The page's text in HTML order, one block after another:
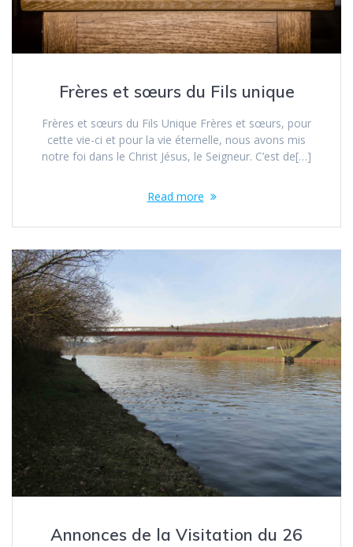
Frères et sœurs du Fils unique
Frères et sœurs du Fils Unique Frères et sœurs, pour
cette vie-ci et pour la vie éternelle, nous avons mis
notre foi dans le Christ Jésus, le Seigneur. C’est de[…]
Read more
Annonces de la Visitation du 26